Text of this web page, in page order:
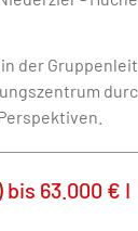
der
63.000 € I